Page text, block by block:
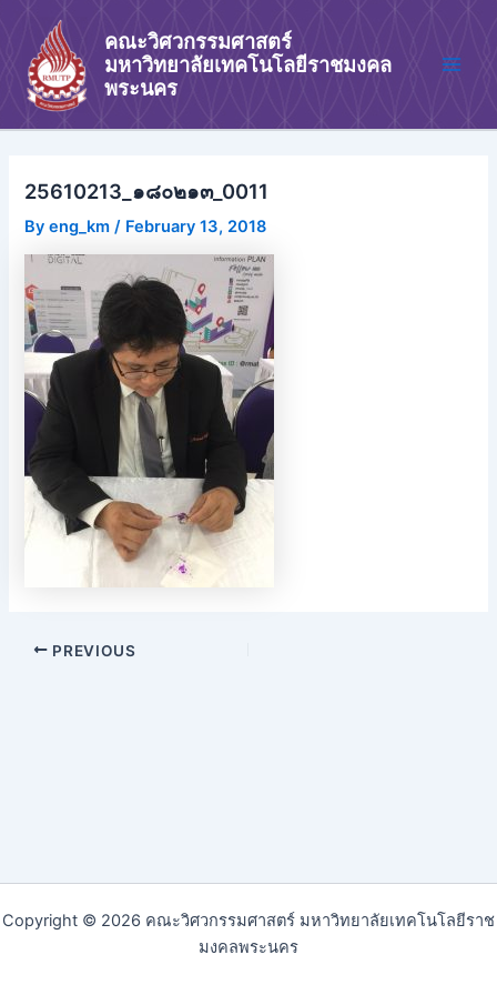
content
คณะวิศวกรรมศาสตร์
มหาวิทยาลัยเทคโนโลยีราชมงคล
พระนคร
25610213_๑๘๐๒๑๓_0011
Byeng_km/ February 13, 2018
PREVIOUS
Copyright © 2026 คณะวิศวกรรมศาสตร์ มหาวิทยาลัยเทคโนโลยีราช
มงคลพระนคร